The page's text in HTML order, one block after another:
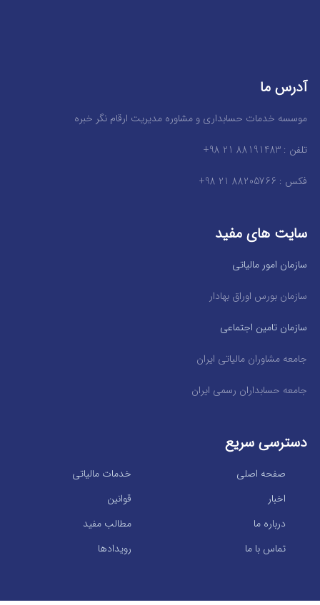
آدرس ما
موسسه خدمات حسابداری و مشاوره مدیریت ارقام نگر خبره
تلفن : 88191483 21 98+
فکس : 88205766 21 98+
سایت های مفید
سازمان امور مالیاتی
سازمان بورس اوراق بهادار
سازمان تامین اجتماعی
جامعه مشاوران مالیاتی ایران
جامعه حسابداران رسمی ایران
دسترسی سریع
خدمات مالیاتی
صفحه اصلی
قوانین
اخبار
مطالب مفید
درباره ما
رویدادها
تماس با ما